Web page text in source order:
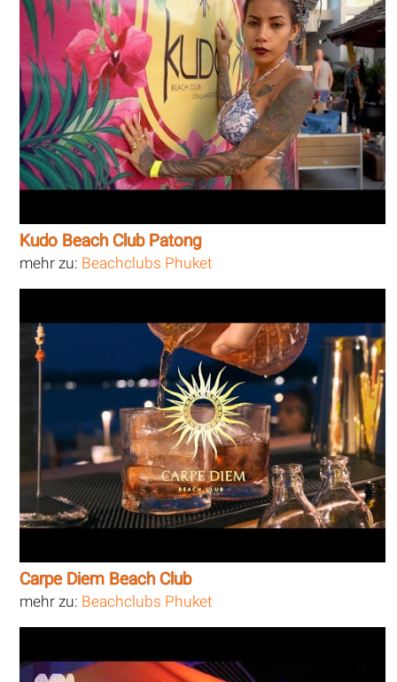
Kudo Beach Club Patong
mehr zu: Beachclubs Phuket
Carpe Diem Beach Club
mehr zu: Beachclubs Phuket